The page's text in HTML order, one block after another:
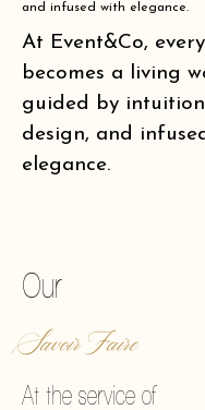
and infused with elegance.
At Event&Co,
becomes a living
guided by
design, and
elegance.
Our
Savoir Faire
At the service of